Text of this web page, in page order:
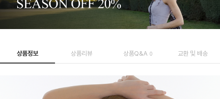
상품정보 상품리뷰 상품Q&A 0 교환 및 배송